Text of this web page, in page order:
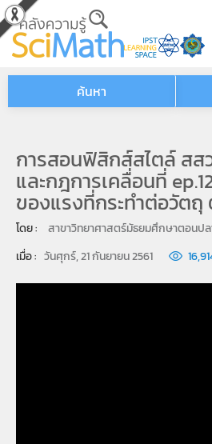
Skip to main content
ค้นหา
การสอนฟิสิกส์สไตล์ สส
และกฎการเคลื่อนที่
ของแรงที่กระทำต่อวัตถุ
โดย :
สาขาวิทยาศาสตร์มัธยมศึกษาตอนป
เมื่อ : วันศุกร์, 21 กันยายน 2561